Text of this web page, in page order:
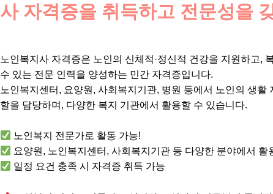
사 자격증을 취득하고 전문성을
노인복지사 자격증은 노인의 신체적·정신적 건강을 지원하고,
수 있는 전문 인력을 양성하는 민간 자격증입니다.
노인복지센터, 요양원, 사회복지기관, 병원 등에서 노인의 생활
할을 담당하며, 다양한 복지 기관에서 활용할 수 있습니다.
노인복지 전문가로 활동 가능!
요양원, 노인복지센터, 사회복지기관 등 다양한 분야에서 활
일정 요건 충족 시 자격증 취득 가능